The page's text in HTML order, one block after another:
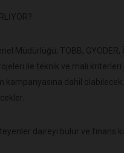
Müdürlüğü; TOBB,
ile teknik ve mali
kampanyasına dahil
daireyi bulur ve finans